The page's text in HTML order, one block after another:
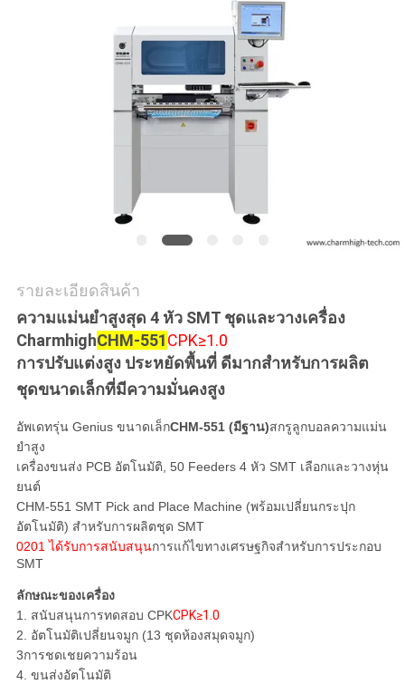
ส่วน
ตัว
รายละเอียดสินค้า
ความแม่นยําสูงสุด 4 หัว SMT ชุดและวางเครื่อง
CharmhighCHM-551CPK≥1.0
การปรับแต่งสูง ประหยัดพื้นที่ ดีมากสําหรับการผลิต
ชุดขนาดเล็กที่มีความมั่นคงสูง
อัพเดทรุ่น Genius ขนาดเล็กCHM-551 (มีฐาน)สกรูลูกบอลความแม่น
ยําสูง
เครื่องขนส่ง PCB อัตโนมัติ, 50 Feeders 4 หัว SMT เลือกและวางหุ่น
ยนต์
CHM-551 SMT Pick and Place Machine (พร้อมเปลี่ยนกระปุก
อัตโนมัติ) สําหรับการผลิตชุด SMT
0201 ได้รับการสนับสนุนการแก้ไขทางเศรษฐกิจสําหรับการประกอบ
SMT
ลักษณะของเครื่อง
1. สนับสนุนการทดสอบ CPKCPK≥1.0
2. อัตโนมัติเปลี่ยนจมูก (13 ชุดห้องสมุดจมูก)
3การชดเชยความร้อน
4. ขนส่งอัตโนมัติ